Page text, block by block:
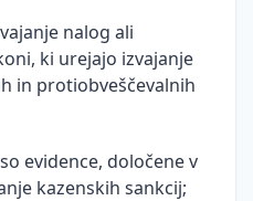
nalog ali
ki urejajo izvajanje
in protiobveščevalnih
evidence, določene v
kazenskih sankcij;